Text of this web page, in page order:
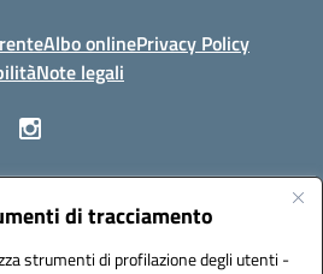
di tracciamento
strumenti di profilazione degli utenti -
Albo onlinePrivacy Policy
Note legali
Patti (ME)
mepc060006@pec.istruzione.it